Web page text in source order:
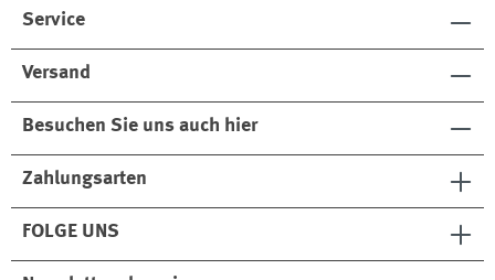
Service
Versand
Besuchen Sie uns auch hier
Zahlungsarten
FOLGE UNS